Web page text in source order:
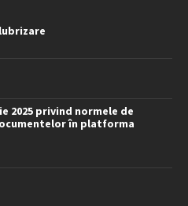
2025 privind normele de
în platforma